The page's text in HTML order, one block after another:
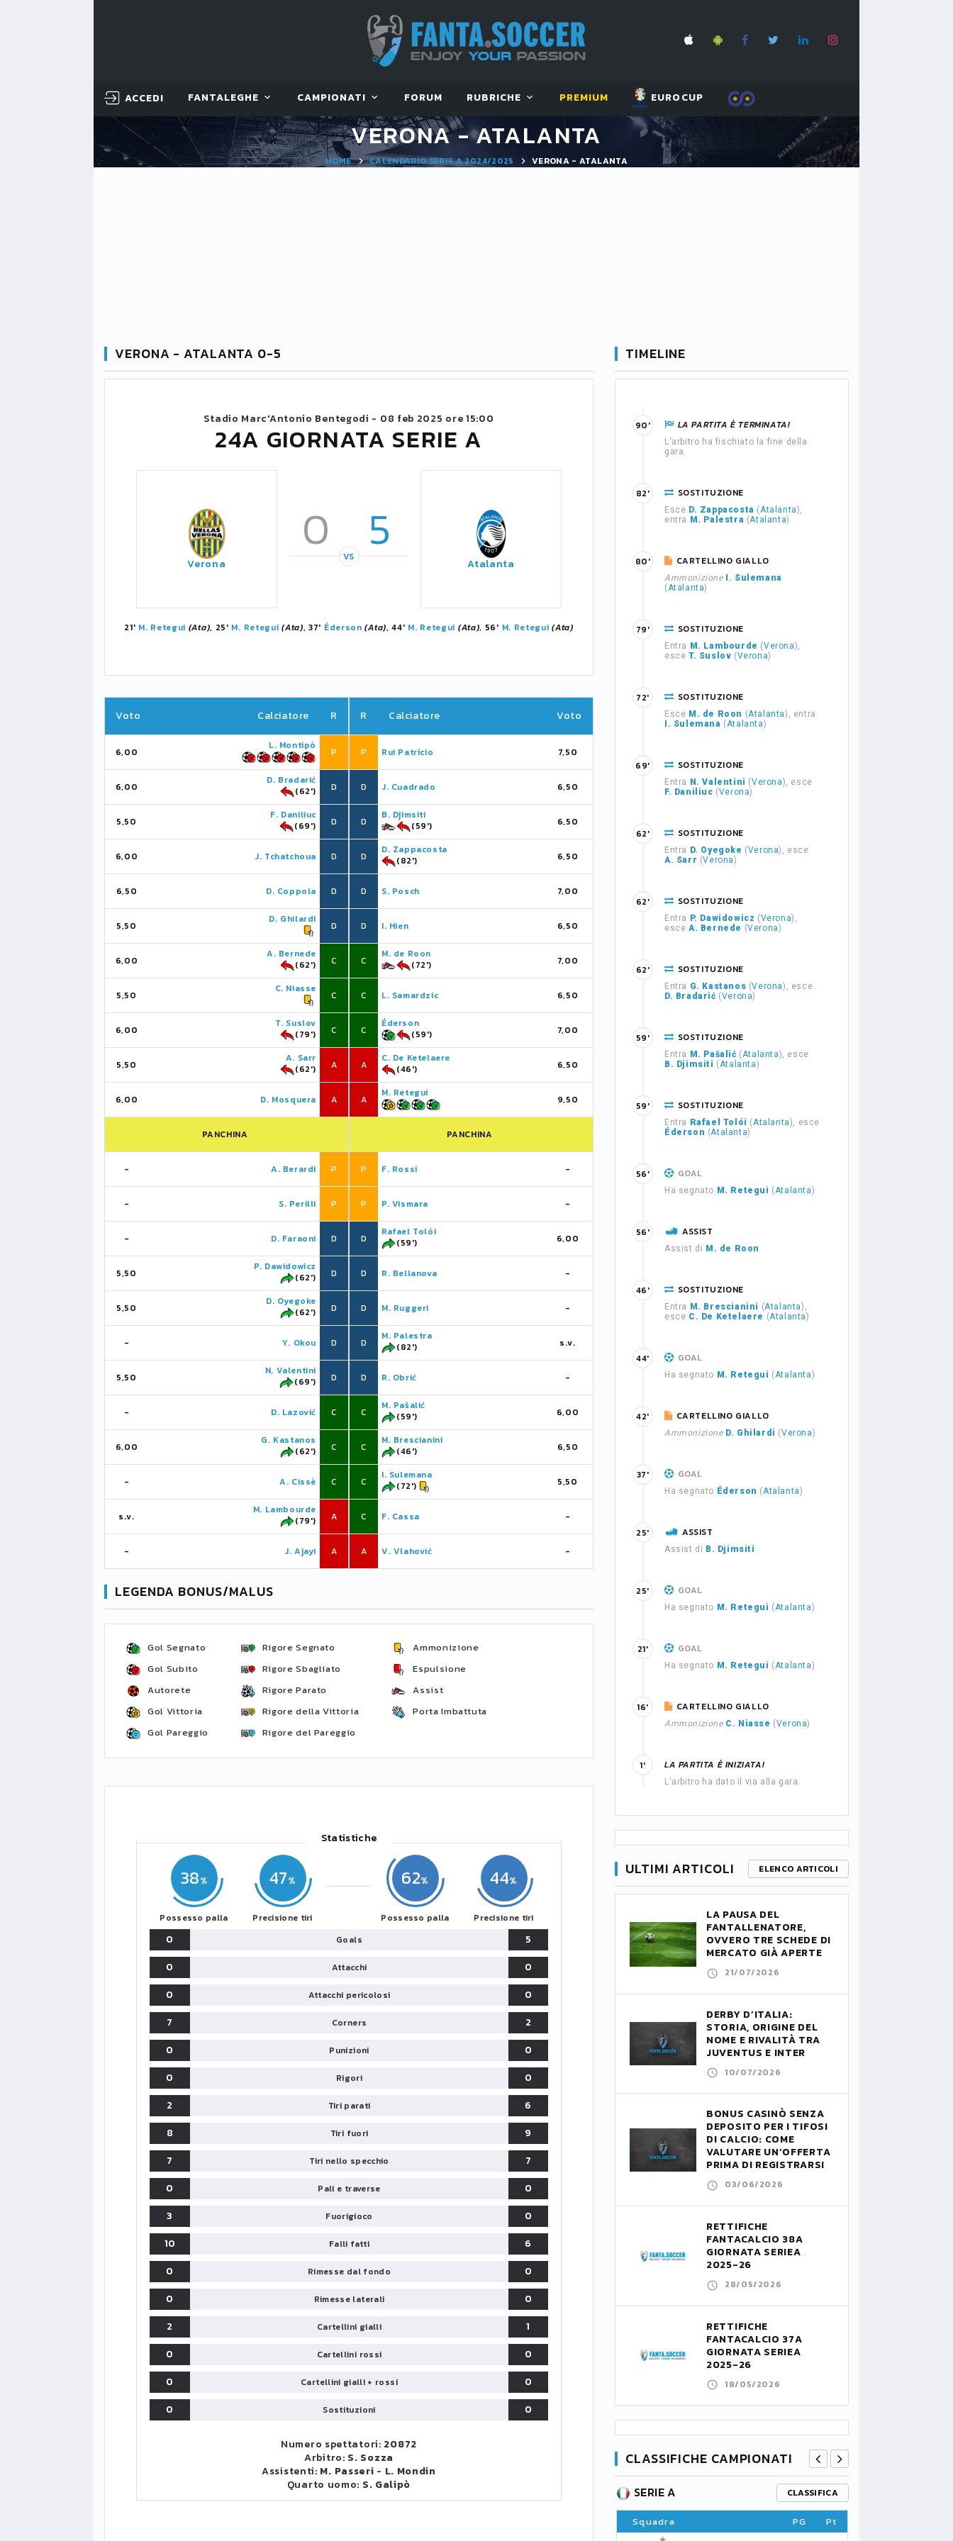
ACCEDI FANTALEGHE CAMPIONATI FORUM RUBRICHE PREMIUM EUROCUP
VERONA - ATALANTA
HOME CALENDARIO SERIE A 2024/2025 VERONA - ATALANTA
VERONA - ATALANTA 0-5
Stadio Marc'Antonio Bentegodi - 08 feb 2025 ore 15:00
24A GIORNATA SERIE A
Verona
0 5
VS Atalanta
21' M. Retegui (Ata), 25' M. Retegui (Ata), 37' Éderson (Ata), 44' M. Retegui (Ata), 56' M. Retegui (Ata)
Voto Calciatore R
6,00
L. Montipò
P
6,00
D. Bradarić
(62')
D
5,50
F. Daniliuc
(69')
D
6,00 J. Tchatchoua D
6,50 D. Coppola D
5,50
D. Ghilardi
D
6,00
A. Bernede
(62')
C
5,50
C. Niasse
C
6,00
T. Suslov
(79')
C
5,50
A. Sarr
(62')
A
6,00 D. Mosquera A
PANCHINA
- A. Berardi P
- S. Perilli P
- D. Faraoni D
5,50
P. Dawidowicz
(62')
D
5,50
D. Oyegoke
(62')
D
- Y. Okou D
5,50
N. Valentini
(69')
D
- D. Lazović C
6,00
G. Kastanos
(62')
C
- A. Cissè C
s.v.
M. Lambourde
(79')
A
- J. Ajayi A
R Calciatore Voto
P Rui Patrício 7,50
D J. Cuadrado 6,50
D
B. Djimsiti
(59')
6,50
D
D. Zappacosta
(82')
6,50
D S. Posch 7,00
D I. Hien 6,50
C
M. de Roon
(72')
7,00
C L. Samardzic 6,50
C
Éderson
(59')
7,00
A
C. De Ketelaere
(46')
6,50
A
M. Retegui
9,50
PANCHINA
P F. Rossi -
P P. Vismara -
D
Rafael Tolói
(59')
6,00
D R. Bellanova -
D M. Ruggeri -
D
M. Palestra
(82')
s.v.
D R. Obrić -
C
M. Pašalić
(59')
6,00
C
M. Brescianini
(46')
6,50
C
I. Sulemana
(72')
5,50
C F. Cassa -
A V. Vlahović -
LEGENDA BONUS/MALUS
Gol Segnato
Gol Subito
Autorete
Gol Vittoria
Gol Pareggio
Rigore Segnato
Rigore Sbagliato
Rigore Parato
Rigore della Vittoria
Rigore del Pareggio
Ammonizione
Espulsione
Assist
Porta Imbattuta
Statistiche
38
Possesso palla
47
Precisione tiri
62
Possesso palla
44
Precisione tiri
0 Goals
5
0
Attacchi
0
0
Attacchi pericolosi
0
7
Corners
2
0
Punizioni
0
0
Rigori
0
2
Tiri parati
6
8
Tiri fuori
9
7
Tiri nello specchio
7
0
Pali e traverse
0
3
Fuorigioco
0
10
Falli fatti
6
0
Rimesse dal fondo
0
0
Rimesse laterali
0
2
Cartellini gialli
1
0
Cartellini rossi
0
0
Cartellini gialli + rossi
0
0
Sostituzioni 0
Numero spettatori: 20872
Arbitro: S. Sozza
Assistenti: M. Passeri - L. Mondin
Quarto uomo: S. Galipò
TIMELINE
LA PARTITA È TERMINATA!
L'arbitro ha fischiato la fine della
gara.
90'
SOSTITUZIONE
Esce D. Zappacosta (Atalanta),
entra
M. Palestra (Atalanta)
82'
CARTELLINO GIALLO
Ammonizione
I. Sulemana
(Atalanta)
80'
SOSTITUZIONE
Entra M. Lambourde (Verona),
esce T. Suslov (Verona)
79'
SOSTITUZIONE
Esce M. de Roon (Atalanta), entra
I. Sulemana (Atalanta)
72'
SOSTITUZIONE
Entra N. Valentini (Verona), esce
F. Daniliuc (Verona)
69'
SOSTITUZIONE
Entra D. Oyegoke (Verona), esce
A. Sarr (Verona)
62'
SOSTITUZIONE
Entra P. Dawidowicz (Verona),
esce A. Bernede (Verona)
62'
SOSTITUZIONE
Entra G. Kastanos (Verona), esce
D. Bradarić (Verona)
62'
SOSTITUZIONE
Entra M. Pašalić (Atalanta), esce
B. Djimsiti (Atalanta)
59'
SOSTITUZIONE
Entra Rafael Tolói (Atalanta), esce
Éderson (Atalanta)
59'
GOAL
Ha segnato M. Retegui (Atalanta)
56'
ASSIST
Assist di M. de Roon
56'
SOSTITUZIONE
Entra M. Brescianini (Atalanta),
esce C. De Ketelaere (Atalanta)
46'
GOAL
Ha segnato M. Retegui (Atalanta)
44'
CARTELLINO GIALLO
Ammonizione D. Ghilardi (Verona)
42'
GOAL
Ha segnato Éderson (Atalanta)
37'
ASSIST
Assist di B. Djimsiti
25'
GOAL
Ha segnato M. Retegui (Atalanta)
25'
GOAL
Ha segnato M. Retegui (Atalanta)
21'
CARTELLINO GIALLO
Ammonizione C. Niasse (Verona)
16'
LA PARTITA È INIZIATA!
L'arbitro ha dato il via alla gara.
1'
ULTIMI ARTICOLI ELENCO ARTICOLI
LA PAUSA DEL
FANTALLENATORE,
OVVERO TRE SCHEDE DI
MERCATO GIÀ APERTE
21/07/2026
DERBY D’ITALIA:
STORIA, ORIGINE DEL
NOME E RIVALITÀ TRA
JUVENTUS E INTER
10/07/2026
BONUS CASINÒ SENZA
DEPOSITO PER I TIFOSI
DI CALCIO: COME
VALUTARE UN’OFFERTA
PRIMA DI REGISTRARSI
03/06/2026
RETTIFICHE
FANTACALCIO 38A
GIORNATA SERIEA
2025-26
28/05/2026
RETTIFICHE
FANTACALCIO 37A
GIORNATA SERIEA
2025-26
18/05/2026
CLASSIFICHE CAMPIONATI
CLASSIFICA SERIE B SERIE A CLASSIFICA
Squadra PG Pt